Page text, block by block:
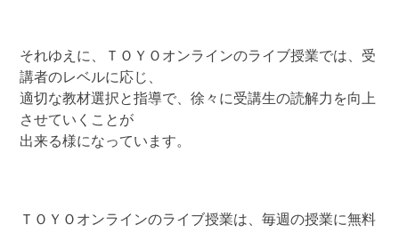
それゆえに、ＴＯＹＯオンラインのライブ授業では、受
講者のレベルに応じ、
適切な教材選択と指導で、徐々に受講生の読解力を向上
させていくことが
出来る様になっています。
ＴＯＹＯオンラインのライブ授業は、毎週の授業に無料